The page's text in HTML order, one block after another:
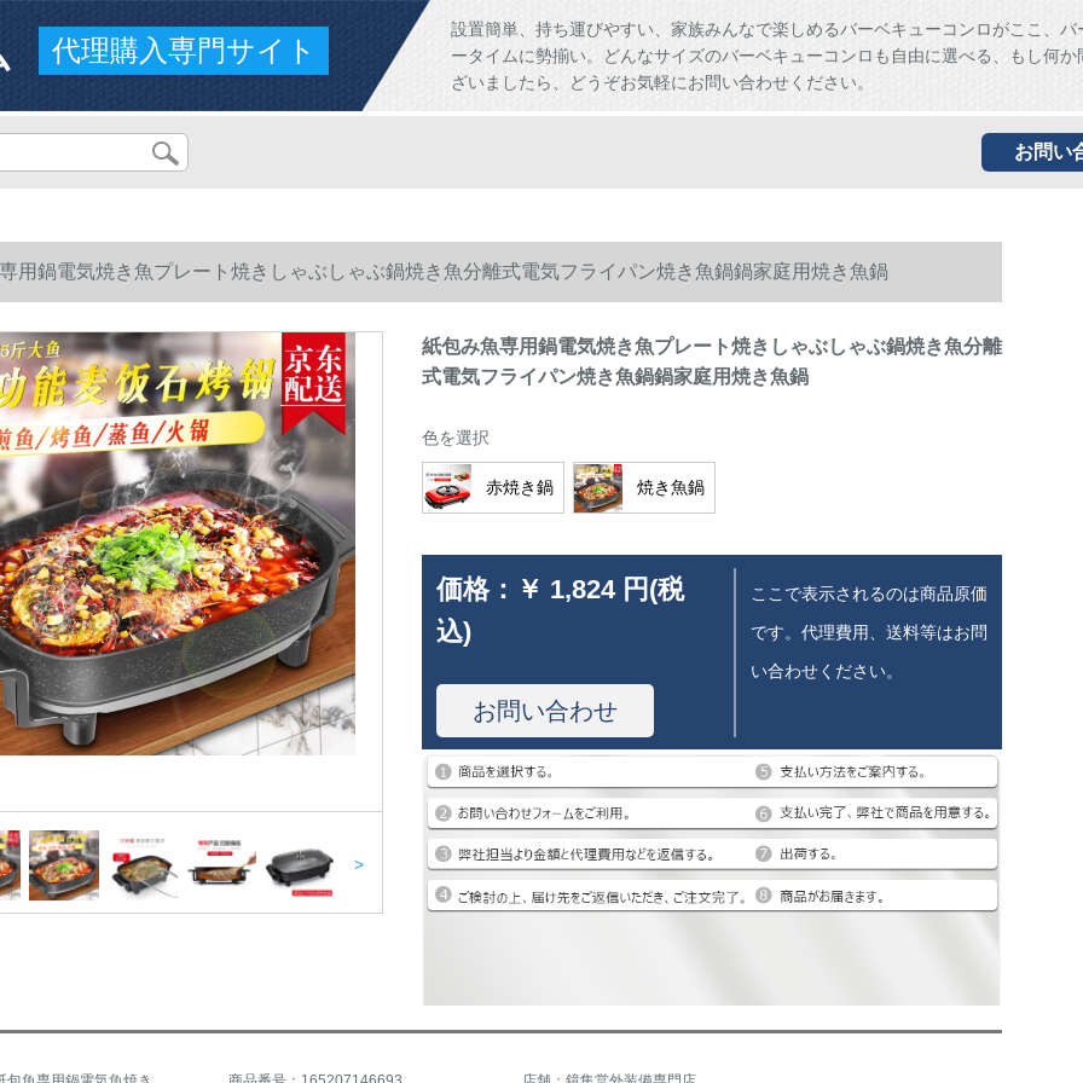
代理購入専門サイト
設置簡単、持ち運びやすい、家族みんなで楽しめるバーベキューコンロがここ、バ
ータイムに勢揃い。どんなサイズのバーベキューコンロも自由に選べる、もし何か
ざいましたら、どうぞお気軽にお問い合わせください。
お問い
用鍋電気焼き魚プレート焼きしゃぶしゃぶ鍋焼き魚分離式電気フライパン焼き魚鍋鍋家庭用焼き魚鍋
>
紙包み魚専用鍋電気焼き魚プレート焼きしゃぶしゃぶ鍋焼き魚分離
式電気フライパン焼き魚鍋鍋家庭用焼き魚鍋
色を選択
赤焼き鍋 焼き魚鍋
価格： ￥ 1,824 円(税
込)
お問い合わせ
ここで表示されるのは商品原価
です。代理費用、送料等はお問
い合わせください。